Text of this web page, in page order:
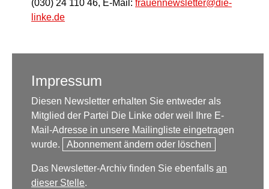
(030) 24 110 46, E-Mail: frauennewsletter@die-
linke.de
Impressum
Diesen Newsletter erhalten Sie entweder als
Mitglied der Partei Die Linke oder weil Ihre E-
Mail-Adresse in unsere Mailingliste eingetragen
wurde.
Abonnement ändern oder löschen
Das Newsletter-Archiv finden Sie ebenfalls an
dieser Stelle.